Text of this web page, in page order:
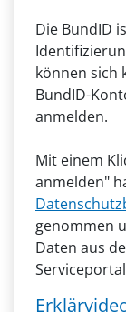
Die BundID
können sich
BundID-
anmelden.
Mit einem
anmelden"
genommen
Daten aus